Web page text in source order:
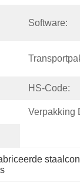
Software:
HS-Code:
Verpakking